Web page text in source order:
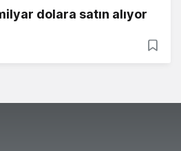
dolara satın alıyor